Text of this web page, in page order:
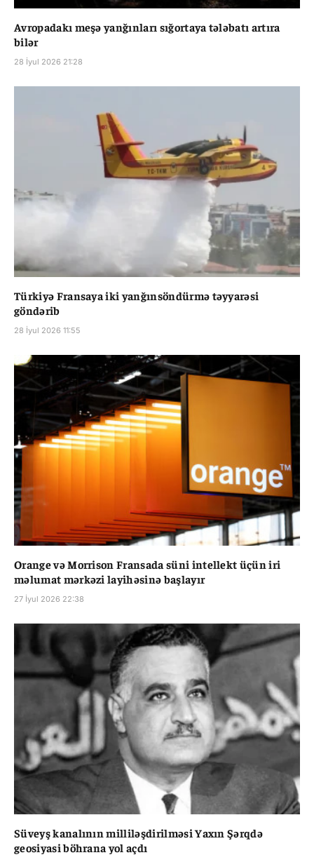
Avropadakı meşə yanğınları sığortaya tələbatı artıra
bilər
28 İyul 2026 21:28
Türkiyə Fransaya iki yanğınsöndürmə təyyarəsi
göndərib
28 İyul 2026 11:55
Orange və Morrison Fransada süni intellekt üçün iri
məlumat mərkəzi layihəsinə başlayır
27 İyul 2026 22:38
Süveyş kanalının milliləşdirilməsi Yaxın Şərqdə
geosiyasi böhrana yol açdı